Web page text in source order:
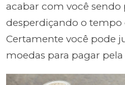
acabar com você sendo
desperdiçando o tempo
Certamente você pode
moedas para pagar